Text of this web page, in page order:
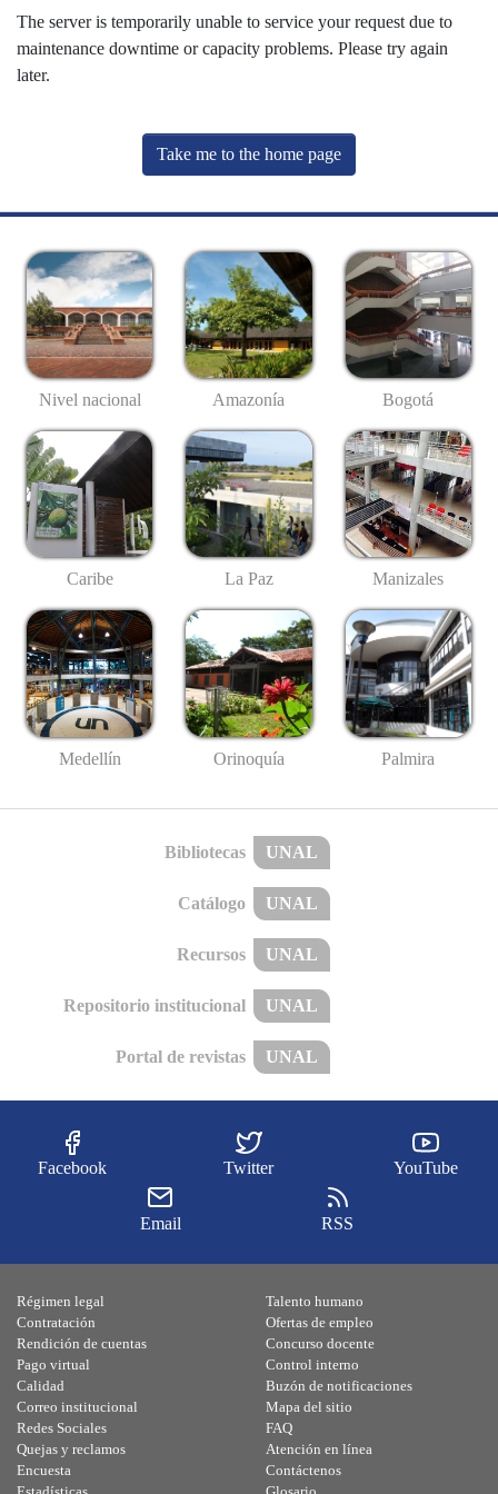
The server is temporarily unable to service your request due to
maintenance downtime or capacity problems. Please try again
later.
Take me to the home page
Nivel nacional Amazonía Bogotá
Caribe La Paz Manizales
Medellín Orinoquía Palmira
Bibliotecas UNAL
Catálogo UNAL
Recursos UNAL
Repositorio institucional UNAL
Portal de revistas UNAL
Facebook Twitter YouTube
Email RSS
Régimen legal
Contratación
Rendición de cuentas
Pago virtual
Calidad
Talento humano
Ofertas de empleo
Concurso docente
Control interno
Buzón de notificaciones
Correo institucional
Redes Sociales
Quejas y reclamos
Encuesta
Mapa del sitio
FAQ
Atención en línea
Contáctenos